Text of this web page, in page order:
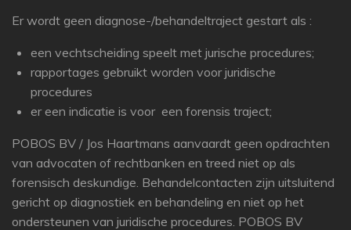
Er wordt geen diagnose-/behandeltraject gestart als :
een vechtscheiding speelt met jurische procedures;
rapportages gebruikt worden voor juridische
procedures
er een indicatie is voor een forensis traject;
POBOS BV / Jos Haartmans aanvaardt geen opdrachten
van advocaten of rechtbanken en treed niet op als
forensisch deskundige. Behandelcontacten zijn uitsluitend
gericht op diagnostiek en behandeling en niet op het
ondersteunen van juridische procedures. POBOS BV